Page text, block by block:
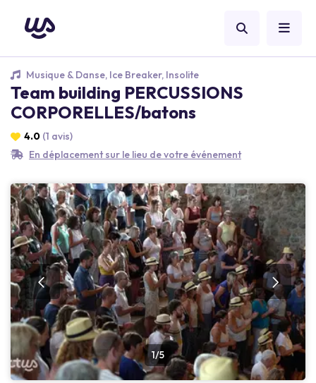
Musique & Danse, Ice Breaker, Insolite
Team building PERCUSSIONS
CORPORELLES/batons
4.0 (1 avis)
En déplacement sur le lieu de votre événement
1/5